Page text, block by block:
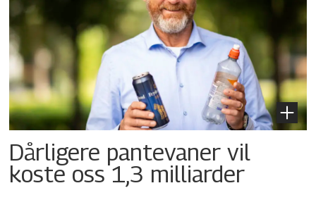
Dårligere pantevaner vil
koste oss 1,3 milliarder